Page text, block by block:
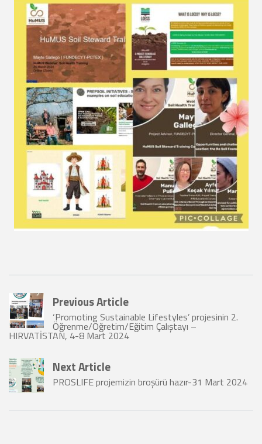
Previous Article
‘Promoting Sustainable Lifestyles’ projesinin 2.
Öğrenme/Öğretim/Eğitim Çalıştayı –
HIRVATİSTAN, 4-8 Mart 2024
Next Article
PROSLIFE projemizin broşürü hazır-31 Mart 2024